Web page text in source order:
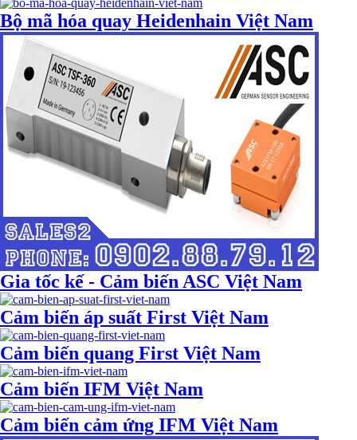
Bộ mã hóa quay Heidenhain Việt Nam
Gia tốc kế - Cảm biến ASC Việt Nam
Cảm biến áp suất First Việt Nam
Cảm biến quang First Việt Nam
Cảm biến IFM Việt Nam
Cảm biến cảm ứng IFM Việt Nam